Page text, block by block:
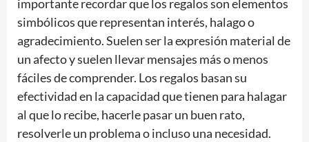
importante recordar que los regalos son elementos
simbólicos que representan interés, halago o
agradecimiento. Suelen ser la expresión material de
un afecto y suelen llevar mensajes más o menos
fáciles de comprender. Los regalos basan su
efectividad en la capacidad que tienen para halagar
al que lo recibe, hacerle pasar un buen rato,
resolverle un problema o incluso una necesidad.